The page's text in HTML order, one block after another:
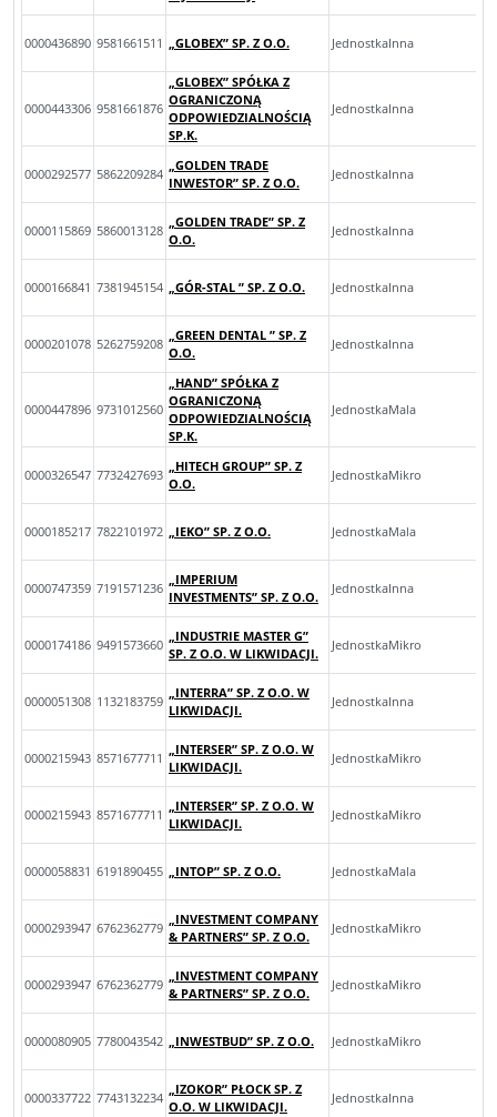
0000436890 9581661511 „GLOBEX” SP. Z O.O. JednostkaInna
0000443306 9581661876
„GLOBEX” SPÓŁKA Z
OGRANICZONĄ
ODPOWIEDZIALNOŚCIĄ
SP.K.
JednostkaInna
0000292577 5862209284
„GOLDEN TRADE
INWESTOR” SP. Z O.O.
JednostkaInna
0000115869 5860013128
„GOLDEN TRADE” SP. Z
O.O.
JednostkaInna
0000166841 7381945154 „GÓR-STAL ” SP. Z O.O. JednostkaInna
0000201078 5262759208
„GREEN DENTAL ” SP. Z
O.O.
JednostkaInna
0000447896 9731012560
„HAND” SPÓŁKA Z
OGRANICZONĄ
ODPOWIEDZIALNOŚCIĄ
SP.K.
JednostkaMala
0000326547 7732427693
„HITECH GROUP” SP. Z
O.O.
JednostkaMikro
0000185217 7822101972 „IEKO” SP. Z O.O. JednostkaMala
0000747359 7191571236
„IMPERIUM
INVESTMENTS” SP. Z O.O.
JednostkaInna
0000174186 9491573660
„INDUSTRIE MASTER G”
SP. Z O.O. W LIKWIDACJI.
JednostkaMikro
0000051308 1132183759
„INTERRA” SP. Z O.O. W
LIKWIDACJI.
JednostkaInna
0000215943 8571677711
„INTERSER” SP. Z O.O. W
LIKWIDACJI.
JednostkaMikro
0000215943 8571677711
„INTERSER” SP. Z O.O. W
LIKWIDACJI.
JednostkaMikro
0000058831 6191890455 „INTOP” SP. Z O.O. JednostkaMala
0000293947 6762362779
„INVESTMENT COMPANY
& PARTNERS” SP. Z O.O.
JednostkaMikro
0000293947 6762362779
„INVESTMENT COMPANY
& PARTNERS” SP. Z O.O.
JednostkaMikro
0000080905 7780043542 „INWESTBUD” SP. Z O.O. JednostkaMikro
0000337722 7743132234
„IZOKOR” PŁOCK SP. Z
O.O. W LIKWIDACJI.
JednostkaInna